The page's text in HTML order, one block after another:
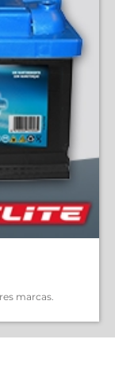
marcas.